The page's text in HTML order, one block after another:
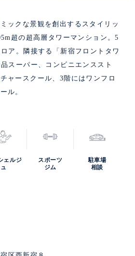
ックな景観を創出するスタイリッ
超の超高層タワーマンション。5
ア。隣接する「新宿フロントタワ
スーパー、コンビニエンススト
ャースクール、3階にはワンフロ
ル。
ェルジ
ュ
スポーツ
ジム
駐車場
相談